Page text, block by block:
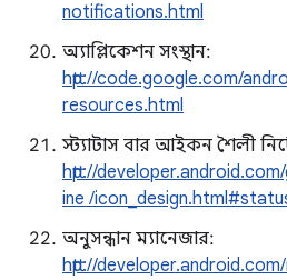
notifications.html
অ্যাপ্লিকেশন সংস্থান:
http://code.google.com/
resources.html
স্ট্যাটাস বার আইকন শৈলী
http://
ine /
অনুসন্ধান ম্যানেজার:
http://